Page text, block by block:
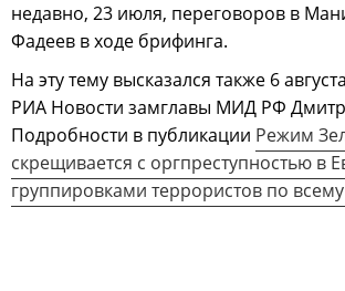
недавно, 23 июля, переговоров в
Фадеев в ходе брифинга.
На эту тему высказался также 6
РИА Новости замглавы МИД РФ
Подробности в публикации Режим
скрещивается с оргпреступностью в
группировками террористов по